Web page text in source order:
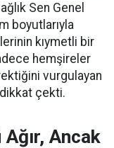
Sen Genel
boyutlarıyla
kıymetli bir
hemşireler
vurgulayan
çekti.
Ancak